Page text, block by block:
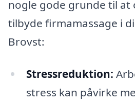
nogle gode grunde til at
tilbyde firmamassage i
Brovst:
Stressreduktion:
stress kan påvirke